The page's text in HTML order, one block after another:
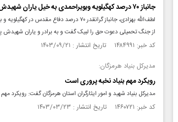
جانباز ۷۰ درصد کهگیلویه وبویراحمدی به خیل یاران شهیدش پیوست
لطف‌الله بهزادی، جانباز گرانقدر ۷۰ درصد
از جنگ تحمیلی دعوت حق را لبیک گفت و به برادر و یاران
کد خبر: ۱۴۸۴۹۹۱ تاریخ انتشار : ۱۴۰۳/۰۹/۲۱
مدیرکل بنیاد هرمزگان:
رویکرد مهم بنیاد نخبه پروری است
مدیرکل بنیاد شهید و امور ایثارگران استان هرمزگان گفت: رویکرد
کد خبر: ۱۴۶۰۷۲۱ تاریخ انتشار : ۱۴۰۳/۰۳/۲۳